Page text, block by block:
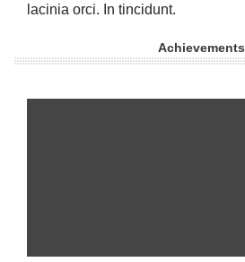
lacinia orci. In tincidunt.
Achievements